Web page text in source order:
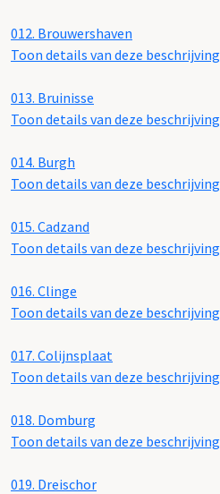
012. Brouwershaven
Toon details van deze beschrijving
013. Bruinisse
Toon details van deze beschrijving
014. Burgh
Toon details van deze beschrijving
015. Cadzand
Toon details van deze beschrijving
016. Clinge
Toon details van deze beschrijving
017. Colijnsplaat
Toon details van deze beschrijving
018. Domburg
Toon details van deze beschrijving
019. Dreischor